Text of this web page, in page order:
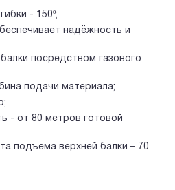
- 150º;
надёжность и
посредством газового
подачи материала;
- от 80 метров готовой
подъема верхней балки – 70